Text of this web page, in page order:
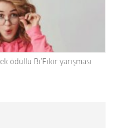
ödüllü Bi’Fikir yarışması